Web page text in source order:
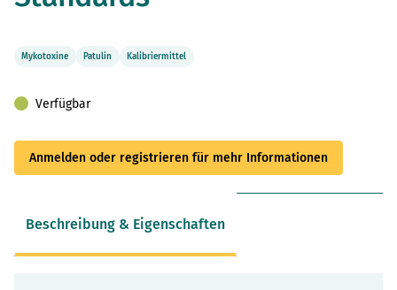
Mykotoxine Patulin Kalibriermittel
Verfügbar
Anmelden oder registrieren für mehr Informationen
Beschreibung & Eigenschaften